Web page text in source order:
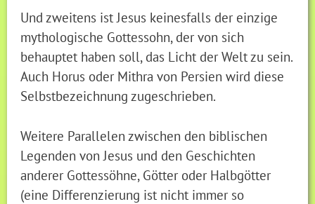
Und zweitens ist Jesus keinesfalls der einzige
mythologische Gottessohn, der von sich
behauptet haben soll, das Licht der Welt zu sein.
Auch Horus oder Mithra von Persien wird diese
Selbstbezeichnung zugeschrieben.
Weitere Parallelen zwischen den biblischen
Legenden von Jesus und den Geschichten
anderer Gottessöhne, Götter oder Halbgötter
(eine Differenzierung ist nicht immer so